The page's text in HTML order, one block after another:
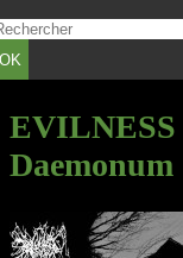
OK
EVILNESS
Daemonum